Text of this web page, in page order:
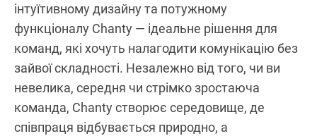
інтуїтивному дизайну та потужному
функціоналу Chanty — ідеальне рішення для
команд, які хочуть налагодити комунікацію без
зайвої складності. Незалежно від того, чи ви
невелика, середня чи стрімко зростаюча
команда, Chanty створює середовище, де
співпраця відбувається природно, а